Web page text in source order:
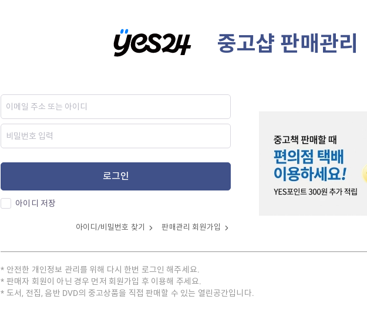
중고샵 판매관리
로그인
아이디 저장
아이디/비밀번호 찾기 판매관리 회원가입
안전한 개인정보 관리를 위해 다시 한번 로그인 해주세요.
판매자 회원이 아닌 경우 먼저 회원가입 후 이용해 주세요.
도서, 전집, 음반 DVD의 중고상품을 직접 판매할 수 있는 열린공간입니다.